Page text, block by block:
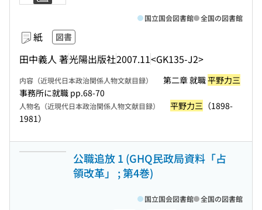
紙 図書
田中義人 著光陽出版社2007.11<GK135-J2>
国立国会図書館 全国の図書館
内容（近現代日本政治関係人物文献目録） 第二章 就職平野力三
事務所に就職 pp.68-70
人物名（近現代日本政治関係人物文献目録） 平野力三 （1898-
1981）
公職追放 1 (GHQ民政局資料「占
領改革」 ; 第4巻)
国立国会図書館 全国の図書館